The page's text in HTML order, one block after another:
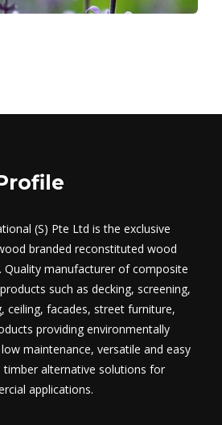
(S) Pte Ltd is the exclusive
branded reconstituted wood
Quality manufacturer of composite
such as decking, screening,
ceiling, facades, street furniture,
providing environmentally
maintenance, versatile and easy
alternative solutions for
applications.